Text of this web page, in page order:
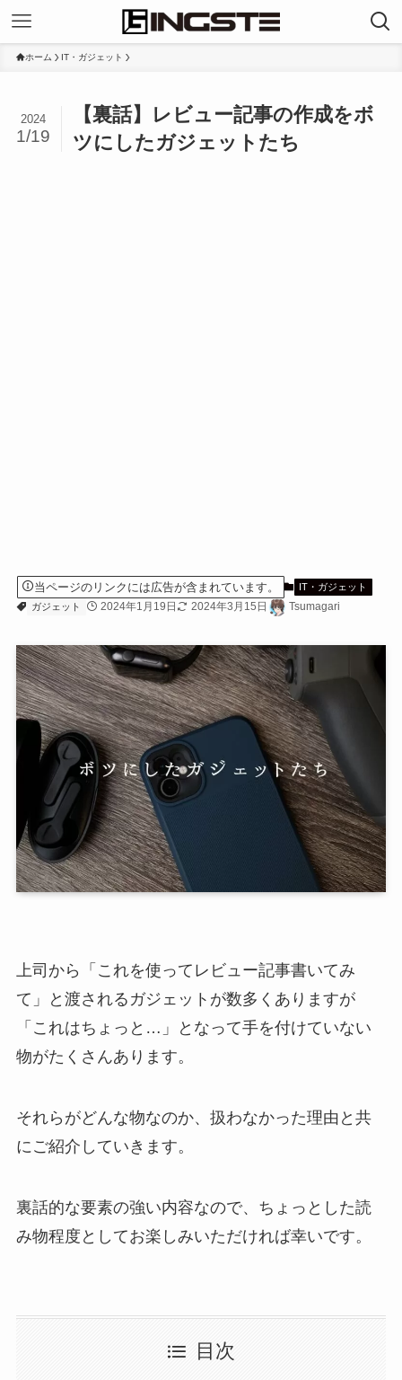
ホーム IT・ガジェット
【裏話】レビュー記事の作成をボ
ツにしたガジェットたち
2024
1/19
当ページのリンクには広告が含まれています。
IT・ガジェット
ガジェット
2024年1月19日 2024年3月15日 Tsumagari
上司から「これを使ってレビュー記事書いてみ
て」と渡されるガジェットが数多くありますが
「これはちょっと…」となって手を付けていない
物がたくさんあります。
それらがどんな物なのか、扱わなかった理由と共
にご紹介していきます。
裏話的な要素の強い内容なので、ちょっとした読
み物程度としてお楽しみいただければ幸いです。
目次